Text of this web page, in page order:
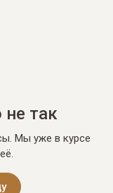
так
Мы уже в курсе